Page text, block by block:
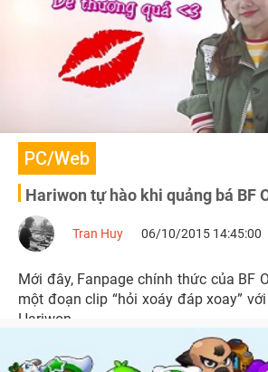
PC/Web
Hariwon tự hào khi quảng bá BF
Tran Huy 06/10/2015 14:45:00
Mới đây, Fanpage chính thức của BF
một đoạn clip “hỏi xoáy đáp xoay”
Hariwon.